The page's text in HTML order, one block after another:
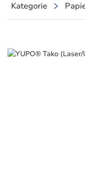
Kategorie
Slide 1 of 1